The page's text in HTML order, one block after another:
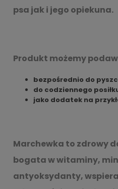
psa jak i jego opiekuna.
Produkt możemy
bezpośrednio do
do codziennego
jako dodatek na
Marchewka to zdrowy
bogata w witaminy,
antyoksydanty,